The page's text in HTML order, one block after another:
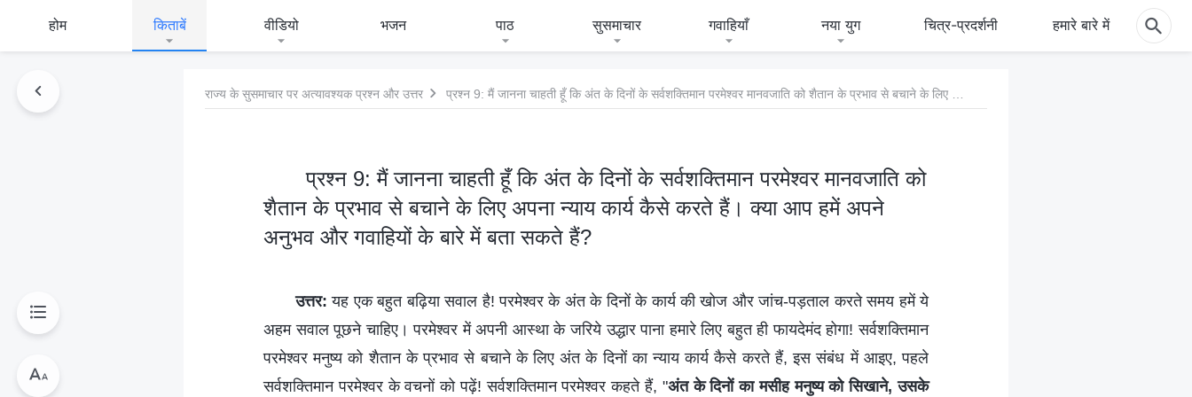
होम किताबें वीडियो भजन पाठ सुसमाचार गवाहियाँ नया युग चित्र-प्रदर्शनी हमारे बारे में
राज्य के सुसमाचार पर अत्यावश्यक प्रश्न और उत्तर
प्रश्न 9: मैं जानना चाहती हूँ कि अंत के दिनों के सर्वशक्तिमान परमेश्वर मानवजाति को
शैतान के प्रभाव से बचाने के लिए अपना न्याय कार्य कैसे करते हैं। क्या आप हमें अपने
अनुभव और गवाहियों के बारे में बता सकते हैं?
उत्तर: यह एक बहुत बढ़िया सवाल है! परमेश्वर के अंत के दिनों के कार्य की खोज और जांच-पड़ताल करते समय हमें ये
अहम सवाल पूछने चाहिए। परमेश्वर में अपनी आस्था के जरिये उद्धार पाना हमारे लिए बहुत ही फायदेमंद होगा! सर्वशक्तिमान
परमेश्वर मनुष्य को शैतान के प्रभाव से बचाने के लिए अंत के दिनों का न्याय कार्य कैसे करते हैं, इस संबंध में आइए, पहले
सर्वशक्तिमान परमेश्वर के वचनों को पढ़ें! सर्वशक्तिमान परमेश्वर कहते हैं, "अंत के दिनों का मसीह मनुष्य को सिखाने, उसके